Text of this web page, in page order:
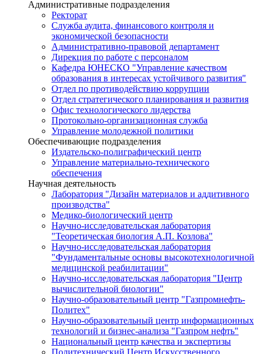
Административные подразделения
Ректорат
Служба аудита, финансового контроля и
экономической безопасности
Административно-правовой департамент
Дирекция по работе с персоналом
Кафедра ЮНЕСКО "Управление качеством
образования в интересах устойчивого развития"
Отдел по противодействию коррупции
Отдел стратегического планирования и развития
Офис технологического лидерства
Протокольно-организационная служба
Управление молодежной политики
Обеспечивающие подразделения
Издательско-полиграфический центр
Управление материально-технического
обеспечения
Научная деятельность
Лаборатория "Дизайн материалов и аддитивного
производства"
Медико-биологический центр
Научно-исследовательская лаборатория
"Теоретическая биология А.П. Козлова"
Научно-исследовательская лаборатория
"Фундаментальные основы высокотехнологичной
медицинской реабилитации"
Научно-исследовательская лаборатория "Центр
вычислительной биологии"
Научно-образовательный центр "Газпромнефть-
Политех"
Научно-образовательный центр информационных
технологий и бизнес-анализа "Газпром нефть"
Национальный центр качества и экспертизы
Политехнический Центр Искусственного